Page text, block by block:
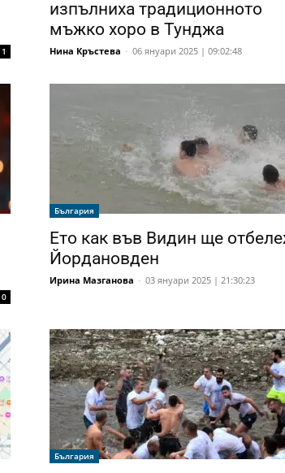
1
изпълниха традиционното
мъжко хоро в Тунджа
Нина Кръстева - 06 януари 2025 | 09:02:48
0
България
Ето как във Видин ще
Йордановден
Ирина Мазганова - 03 януари 2025 | 21:30:23
България